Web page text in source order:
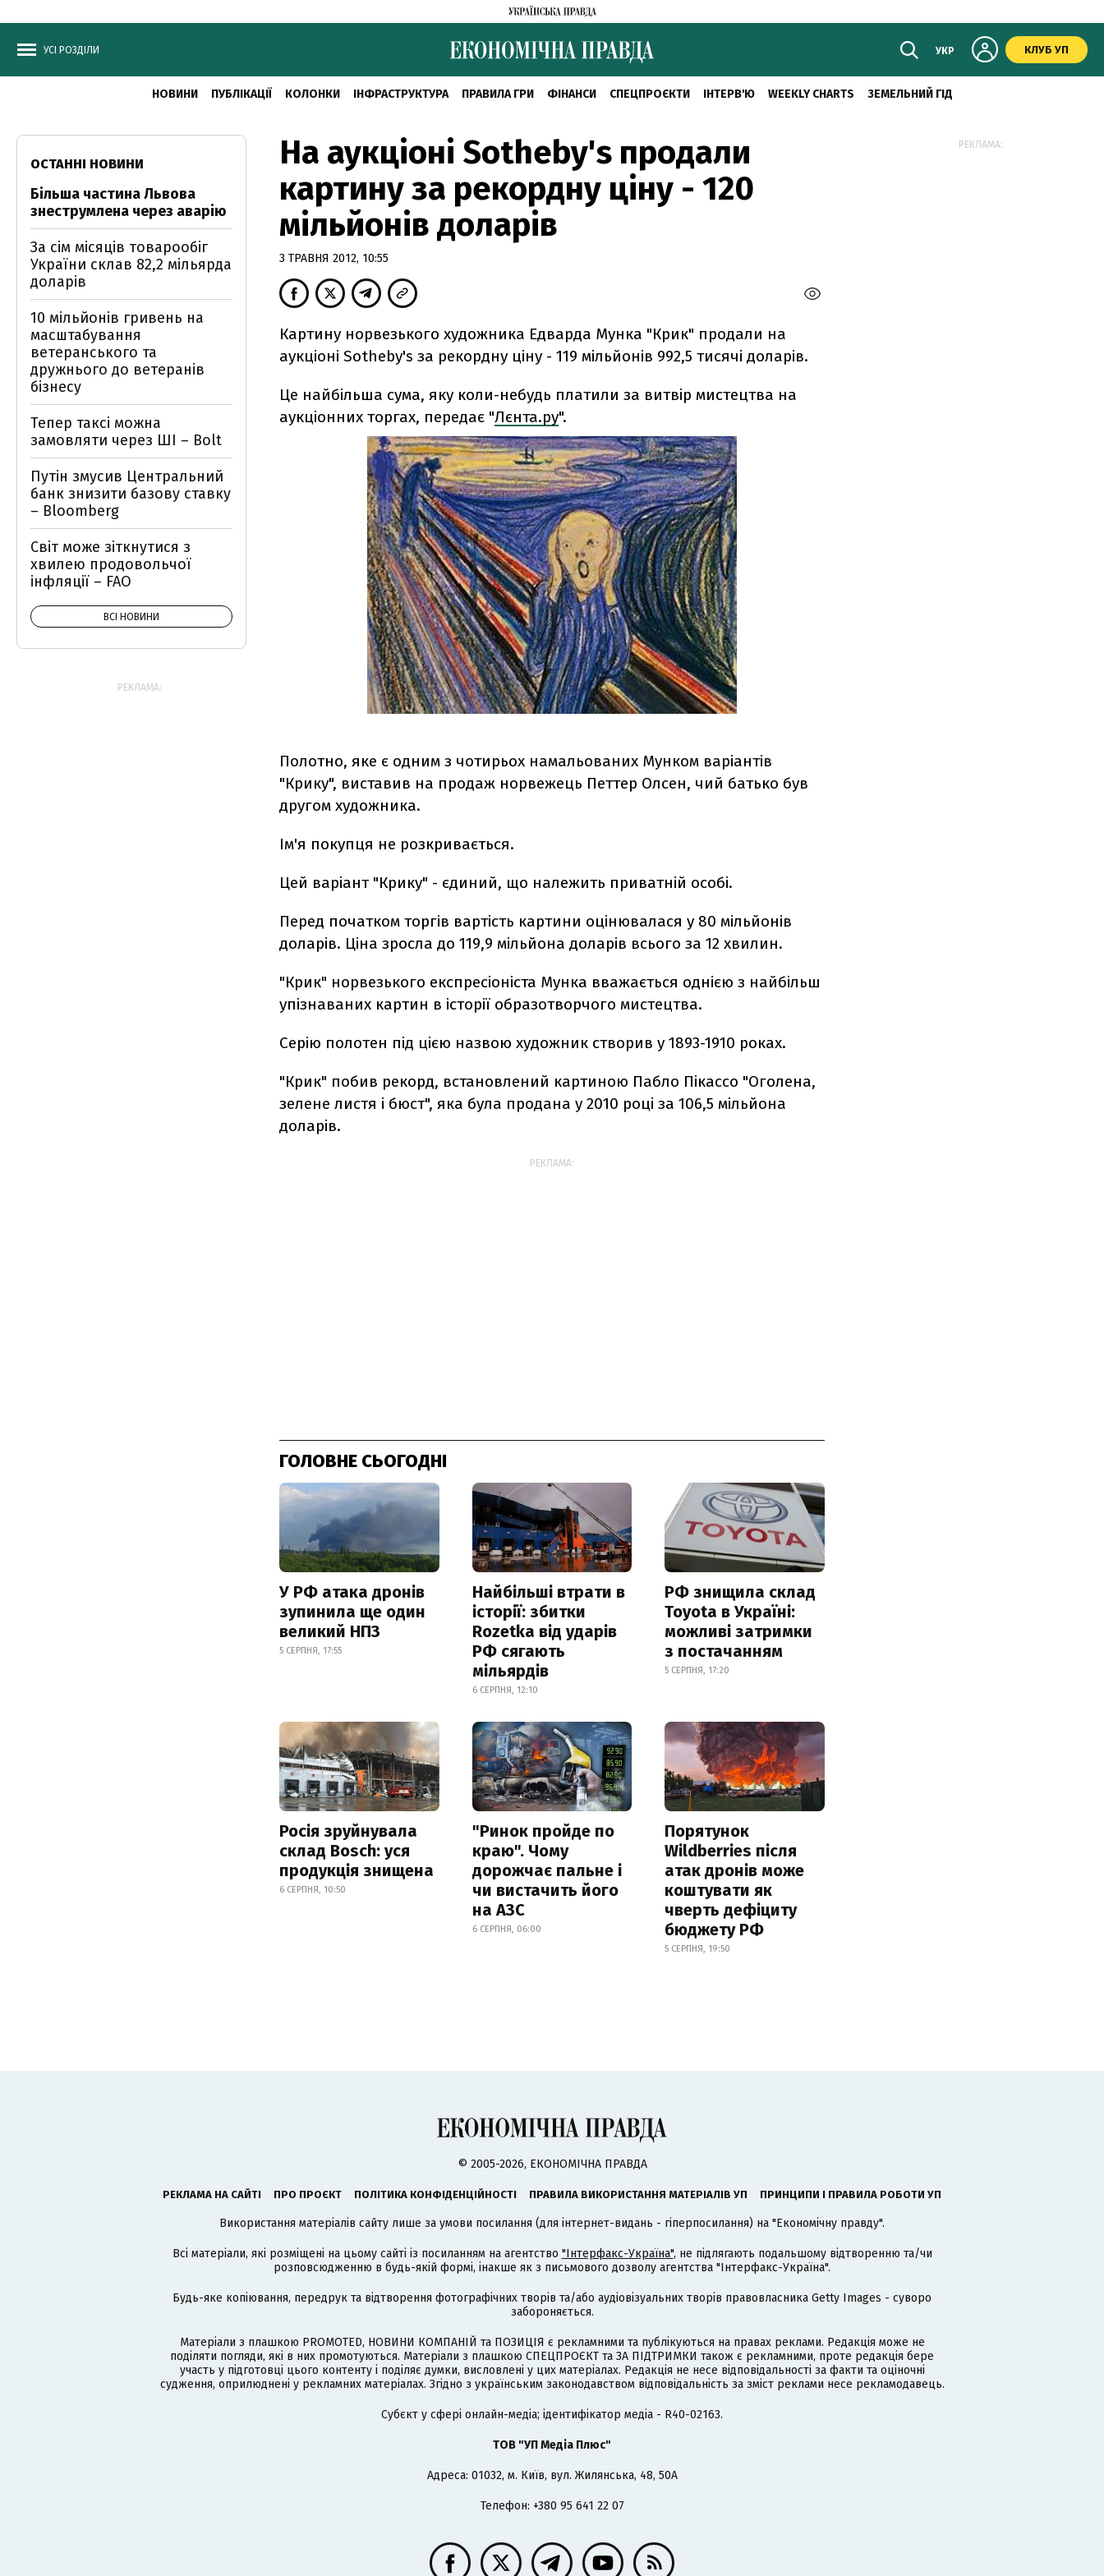
УСІ РОЗДІЛИ УКР КЛУБ УП
НОВИНИ ПУБЛІКАЦІЇ КОЛОНКИ ІНФРАСТРУКТУРА ПРАВИЛА ГРИ ФІНАНСИ СПЕЦПРОЄКТИ ІНТЕРВ'Ю WEEKLY CHARTS ЗЕМЕЛЬНИЙ ГІД
На аукціоні Sotheby's продали
картину за рекордну ціну - 120
мільйонів доларів
3 ТРАВНЯ 2012, 10:55
Картину норвезького художника Едварда Мунка "Крик" продали на
аукціоні Sotheby's за рекордну ціну - 119 мільйонів 992,5 тисячі доларів.
Це найбільша сума, яку коли-небудь платили за витвір мистецтва на
аукціонних торгах, передає "Лєнта.ру".
Полотно, яке є одним з чотирьох намальованих Мунком варіантів
"Крику", виставив на продаж норвежець Петтер Олсен, чий батько був
другом художника.
Ім'я покупця не розкривається.
Цей варіант "Крику" - єдиний, що належить приватній особі.
Перед початком торгів вартість картини оцінювалася у 80 мільйонів
доларів. Ціна зросла до 119,9 мільйона доларів всього за 12 хвилин.
"Крик" норвезького експресіоніста Мунка вважається однією з найбільш
упізнаваних картин в історії образотворчого мистецтва.
Серію полотен під цією назвою художник створив у 1893-1910 роках.
"Крик" побив рекорд, встановлений картиною Пабло Пікассо "Оголена,
зелене листя і бюст", яка була продана у 2010 році за 106,5 мільйона
доларів.
РЕКЛАМА:
ГОЛОВНЕ СЬОГОДНІ
У РФ атака дронів
зупинила ще один
великий НПЗ
5 СЕРПНЯ, 17:55
Найбільші втрати в
історії: збитки
Rozetka від ударів
РФ сягають
мільярдів
6 СЕРПНЯ, 12:10
РФ знищила склад
Toyota в Україні:
можливі затримки
з постачанням
5 СЕРПНЯ, 17:20
Росія зруйнувала
склад Bosch: уся
продукція знищена
6 СЕРПНЯ, 10:50
"Ринок пройде по
краю". Чому
дорожчає пальне і
чи вистачить його
на АЗС
6 СЕРПНЯ, 06:00
Порятунок
Wildberries після
атак дронів може
коштувати як
чверть дефіциту
бюджету РФ
5 СЕРПНЯ, 19:50
ОСТАННІ НОВИНИ
Більша частина Львова
знеструмлена через аварію
За сім місяців товарообіг
України склав 82,2 мільярда
доларів
10 мільйонів гривень на
масштабування
ветеранського та
дружнього до ветеранів
бізнесу
Тепер таксі можна
замовляти через ШІ – Bolt
Путін змусив Центральний
банк знизити базову ставку
– Bloomberg
Світ може зіткнутися з
хвилею продовольчої
інфляції – FAO
ВСІ НОВИНИ
РЕКЛАМА:
РЕКЛАМА:
© 2005-2026, ЕКОНОМІЧНА ПРАВДА
РЕКЛАМА НА САЙТІ ПРО ПРОЄКТ ПОЛІТИКА КОНФІДЕНЦІЙНОСТІ ПРАВИЛА ВИКОРИСТАННЯ МАТЕРІАЛІВ УП ПРИНЦИПИ І ПРАВИЛА РОБОТИ УП
Використання матеріалів сайту лише за умови посилання (для інтернет-видань - гіперпосилання) на "Економічну правду".
Всі матеріали, які розміщені на цьому сайті із посиланням на агентство "Інтерфакс-Україна", не підлягають подальшому відтворенню та/чи
розповсюдженню в будь-якій формі, інакше як з письмового дозволу агентства "Інтерфакс-Україна".
Будь-яке копіювання, передрук та відтворення фотографічних творів та/або аудіовізуальних творів правовласника Getty Images - суворо
забороняється.
Матеріали з плашкою PROMOTED, НОВИНИ КОМПАНІЙ та ПОЗИЦІЯ є рекламними та публікуються на правах реклами. Редакція може не
поділяти погляди, які в них промотуються. Матеріали з плашкою СПЕЦПРОЄКТ та ЗА ПІДТРИМКИ також є рекламними, проте редакція бере
участь у підготовці цього контенту і поділяє думки, висловлені у цих матеріалах. Редакція не несе відповідальності за факти та оціночні
судження, оприлюднені у рекламних матеріалах. Згідно з українським законодавством відповідальність за зміст реклами несе рекламодавець.
Cубєкт у сфері онлайн-медіа; ідентифікатор медіа - R40-02163.
ТОВ "УП Медіа Плюс"
Адреса: 01032, м. Київ, вул. Жилянська, 48, 50А
Телефон: +380 95 641 22 07